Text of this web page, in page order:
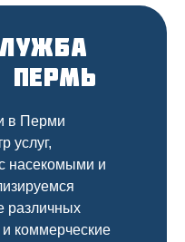
Пермь
в Перми
услуг,
насекомыми и
различных
коммерческие